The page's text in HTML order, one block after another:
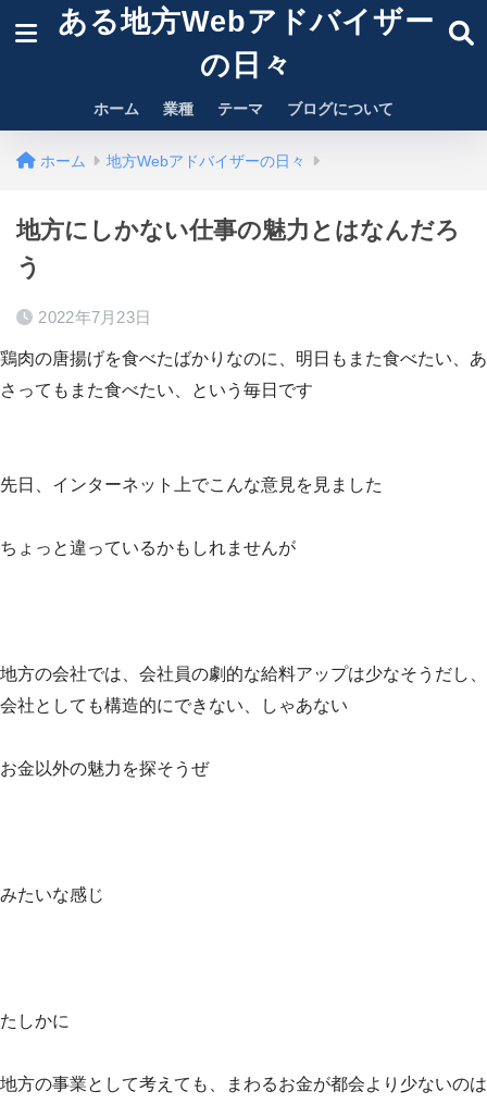
ある地方Webアドバイザー
の日々
ホーム 業種 テーマ ブログについて
ホーム 地方Webアドバイザーの日々
地方にしかない仕事の魅力とはなんだろ
う
2022年7月23日
鶏肉の唐揚げを食べたばかりなのに、明日もまた食べたい、あ
さってもまた食べたい、という毎日です
先日、インターネット上でこんな意見を見ました
ちょっと違っているかもしれませんが
地方の会社では、会社員の劇的な給料アップは少なそうだし、
会社としても構造的にできない、しゃあない
お金以外の魅力を探そうぜ
みたいな感じ
たしかに
地方の事業として考えても、まわるお金が都会より少ないのは